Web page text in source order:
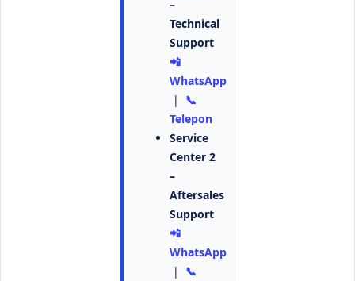
–
Technical
Support
📲
WhatsApp
| 📞
Telepon
Service
Center 2
–
Aftersales
Support
📲
WhatsApp
| 📞